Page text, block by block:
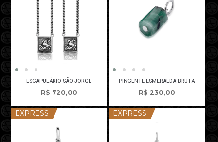
ESCAPULÁRIO SÃO JORGE
R$ 720,00
PINGENTE ESMERALDA BRUTA
R$ 230,00
EXPRESS EXPRESS